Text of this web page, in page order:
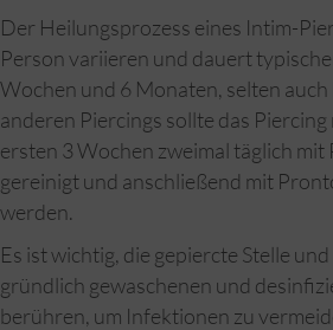
Der Heilungsprozess eines Intim-
Person variieren und dauert
Wochen und 6 Monaten, selten auch
anderen Piercings sollte das
ersten 3 Wochen zweimal täglich
gereinigt und anschließend mit
werden.
Es ist wichtig, die gepiercte Stelle
gründlich gewaschenen und
berühren, um Infektionen zu